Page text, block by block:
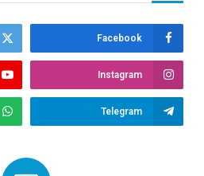
Facebook
Instagram
Telegram